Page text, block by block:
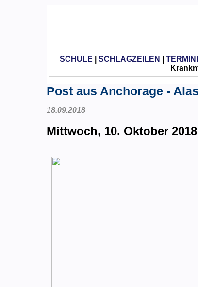
SCHULE SCHLAGZEILEN
Post aus Anchorage -
18.09.2018
Mittwoch, 10. Oktober 2018